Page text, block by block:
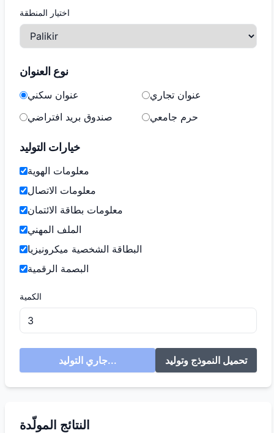
اختيار المنطقة
نوع العنوان
عنوان سكني
عنوان تجاري
صندوق بريد افتراضي
حرم جامعي
خيارات التوليد
معلومات الهوية
معلومات الاتصال
معلومات بطاقة الائتمان
الملف المهني
البطاقة الشخصية ميكرونيزيا
البصمة الرقمية
الكمية
جاري التوليد... تحميل النموذج وتوليد
النتائج المولّدة